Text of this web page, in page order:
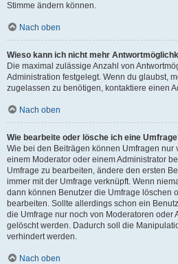
Stimme ändern können.
Nach oben
Wieso kann ich nicht mehr
Die maximal zulässige Anzahl von
Administration festgelegt. Wenn du glaubst,
zugelassen zu benötigen, kontaktiere einen
Nach oben
Wie bearbeite oder lösche ich eine
Wie bei den Beiträgen können Umfragen nur
einem Moderator oder einem Administrator
Umfrage zu bearbeiten, ändere den ersten
immer mit der Umfrage verknüpft. Wenn
dann können Benutzer die Umfrage löschen
bearbeiten. Sollte allerdings schon ein
die Umfrage nur noch von Moderatoren oder
gelöscht werden. Dadurch soll die
verhindert werden.
Nach oben